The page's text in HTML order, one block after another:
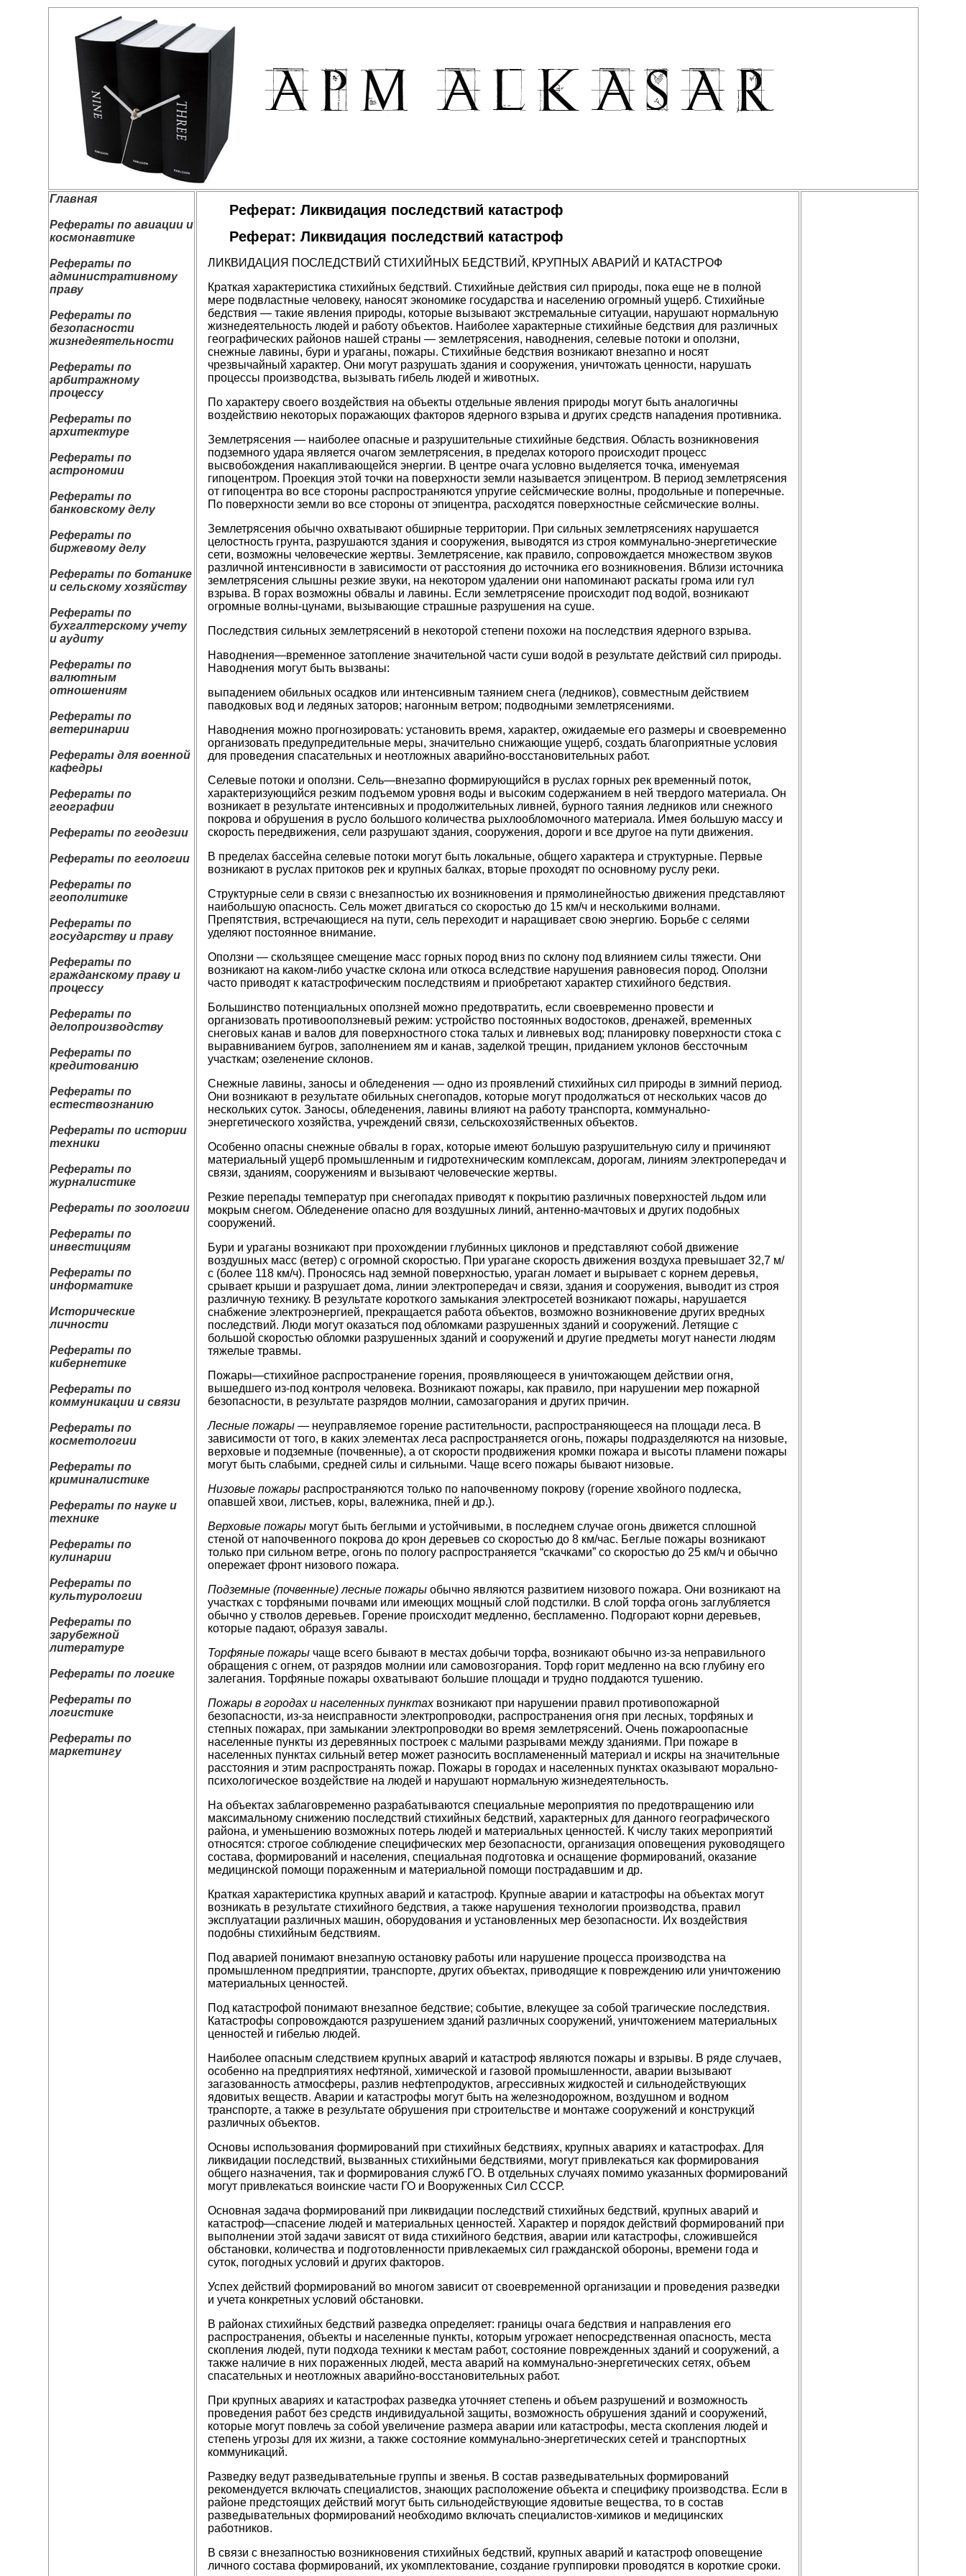
Главная
Рефераты по авиации и
космонавтике
Рефераты по
административному
праву
Рефераты по
безопасности
жизнедеятельности
Рефераты по
арбитражному
процессу
Рефераты по
архитектуре
Рефераты по
астрономии
Рефераты по
банковскому делу
Рефераты по
биржевому делу
Рефераты по ботанике
и сельскому хозяйству
Рефераты по
бухгалтерскому учету
и аудиту
Рефераты по
валютным
отношениям
Рефераты по
ветеринарии
Рефераты для военной
кафедры
Рефераты по
географии
Рефераты по геодезии
Рефераты по геологии
Рефераты по
геополитике
Рефераты по
государству и праву
Рефераты по
гражданскому праву и
процессу
Рефераты по
делопроизводству
Рефераты по
кредитованию
Рефераты по
естествознанию
Рефераты по истории
техники
Рефераты по
журналистике
Рефераты по зоологии
Рефераты по
инвестициям
Рефераты по
информатике
Исторические
личности
Рефераты по
кибернетике
Рефераты по
коммуникации и связи
Рефераты по
косметологии
Рефераты по
криминалистике
Рефераты по науке и
технике
Рефераты по
кулинарии
Рефераты по
культурологии
Рефераты по
зарубежной
литературе
Рефераты по логике
Рефераты по
логистике
Рефераты по
маркетингу
Реферат: Ликвидация последствий катастроф
Реферат: Ликвидация последствий катастроф
ЛИКВИДАЦИЯ ПОСЛЕДСТВИЙ СТИХИЙНЫХ БЕДСТВИЙ, КРУПНЫХ АВАРИЙ И КАТАСТРОФ
Краткая характеристика стихийных бедствий. Стихийные действия сил природы, пока еще не в полной
мере подвластные человеку, наносят экономике государства и населению огромный ущерб. Стихийные
бедствия — такие явления природы, которые вызывают экстремальные ситуации, нарушают нормальную
жизнедеятельность людей и работу объектов. Наиболее характерные стихийные бедствия для различных
географических районов нашей страны — землетрясения, наводнения, селевые потоки и оползни,
снежные лавины, бури и ураганы, пожары. Стихийные бедствия возникают внезапно и носят
чрезвычайный характер. Они могут разрушать здания и сооружения, уничтожать ценности, нарушать
процессы производства, вызывать гибель людей и животных.
По характеру своего воздействия на объекты отдельные явления природы могут быть аналогичны
воздействию некоторых поражающих факторов ядерного взрыва и других средств нападения противника.
Землетрясения — наиболее опасные и разрушительные стихийные бедствия. Область возникновения
подземного удара является очагом землетрясения, в пределах которого происходит процесс
высвобождения накапливающейся энергии. В центре очага условно выделяется точка, именуемая
гипоцентром. Проекция этой точки на поверхности земли называется эпицентром. В период землетрясения
от гипоцентра во все стороны распространяются упругие сейсмические волны, продольные и поперечные.
По поверхности земли во все стороны от эпицентра, расходятся поверхностные сейсмические волны.
Землетрясения обычно охватывают обширные территории. При сильных землетрясениях нарушается
целостность грунта, разрушаются здания и сооружения, выводятся из строя коммунально-энергетические
сети, возможны человеческие жертвы. Землетрясение, как правило, сопровождается множеством звуков
различной интенсивности в зависимости от расстояния до источника его возникновения. Вблизи источника
землетрясения слышны резкие звуки, на некотором удалении они напоминают раскаты грома или гул
взрыва. В горах возможны обвалы и лавины. Если землетрясение происходит под водой, возникают
огромные волны-цунами, вызывающие страшные разрушения на суше.
Последствия сильных землетрясений в некоторой степени похожи на последствия ядерного взрыва.
Наводнения—временное затопление значительной части суши водой в результате действий сил природы.
Наводнения могут быть вызваны:
выпадением обильных осадков или интенсивным таянием снега (ледников), совместным действием
паводковых вод и ледяных заторов; нагонным ветром; подводными землетрясениями.
Наводнения можно прогнозировать: установить время, характер, ожидаемые его размеры и своевременно
организовать предупредительные меры, значительно снижающие ущерб, создать благоприятные условия
для проведения спасательных и неотложных аварийно-восстановительных работ.
Селевые потоки и оползни. Сель—внезапно формирующийся в руслах горных рек временный поток,
характеризующийся резким подъемом уровня воды и высоким содержанием в ней твердого материала. Он
возникает в результате интенсивных и продолжительных ливней, бурного таяния ледников или снежного
покрова и обрушения в русло большого количества рыхлообломочного материала. Имея большую массу и
скорость передвижения, сели разрушают здания, сооружения, дороги и все другое на пути движения.
В пределах бассейна селевые потоки могут быть локальные, общего характера и структурные. Первые
возникают в руслах притоков рек и крупных балках, вторые проходят по основному руслу реки.
Структурные сели в связи с внезапностью их возникновения и прямолинейностью движения представляют
наибольшую опасность. Сель может двигаться со скоростью до 15 км/ч и несколькими волнами.
Препятствия, встречающиеся на пути, сель переходит и наращивает свою энергию. Борьбе с селями
уделяют постоянное внимание.
Оползни — скользящее смещение масс горных пород вниз по склону под влиянием силы тяжести. Они
возникают на каком-либо участке склона или откоса вследствие нарушения равновесия пород. Оползни
часто приводят к катастрофическим последствиям и приобретают характер стихийного бедствия.
Большинство потенциальных оползней можно предотвратить, если своевременно провести и
организовать противооползневый режим: устройство постоянных водостоков, дренажей, временных
снеговых канав и валов для поверхностного стока талых и ливневых вод; планировку поверхности стока с
выравниванием бугров, заполнением ям и канав, заделкой трещин, приданием уклонов бессточным
участкам; озеленение склонов.
Снежные лавины, заносы и обледенения — одно из проявлений стихийных сил природы в зимний период.
Они возникают в результате обильных снегопадов, которые могут продолжаться от нескольких часов до
нескольких суток. Заносы, обледенения, лавины влияют на работу транспорта, коммунально-
энергетического хозяйства, учреждений связи, сельскохозяйственных объектов.
Особенно опасны снежные обвалы в горах, которые имеют большую разрушительную силу и причиняют
материальный ущерб промышленным и гидротехническим комплексам, дорогам, линиям электропередач и
связи, зданиям, сооружениям и вызывают человеческие жертвы.
Резкие перепады температур при снегопадах приводят к покрытию различных поверхностей льдом или
мокрым снегом. Обледенение опасно для воздушных линий, антенно-мачтовых и других подобных
сооружений.
Бури и ураганы возникают при прохождении глубинных циклонов и представляют собой движение
воздушных масс (ветер) с огромной скоростью. При урагане скорость движения воздуха превышает 32,7 м/
с (более 118 км/ч). Проносясь над земной поверхностью, ураган ломает и вырывает с корнем деревья,
срывает крыши и разрушает дома, линии электропередач и связи, здания и сооружения, выводит из строя
различную технику. В результате короткого замыкания электросетей возникают пожары, нарушается
снабжение электроэнергией, прекращается работа объектов, возможно возникновение других вредных
последствий. Люди могут оказаться под обломками разрушенных зданий и сооружений. Летящие с
большой скоростью обломки разрушенных зданий и сооружений и другие предметы могут нанести людям
тяжелые травмы.
Пожары—стихийное распространение горения, проявляющееся в уничтожающем действии огня,
вышедшего из-под контроля человека. Возникают пожары, как правило, при нарушении мер пожарной
безопасности, в результате разрядов молнии, самозагорания и других причин.
Лесные пожары — неуправляемое горение растительности, распространяющееся на площади леса. В
зависимости от того, в каких элементах леса распространяется огонь, пожары подразделяются на низовые,
верховые и подземные (почвенные), а от скорости продвижения кромки пожара и высоты пламени пожары
могут быть слабыми, средней силы и сильными. Чаще всего пожары бывают низовые.
Низовые пожарыраспространяются только по напочвенному покрову (горение хвойного подлеска,
опавшей хвои, листьев, коры, валежника, пней и др.).
Верховые пожарымогут быть беглыми и устойчивыми, в последнем случае огонь движется сплошной
стеной от напочвенного покрова до крон деревьев со скоростью до 8 км/час. Беглые пожары возникают
только при сильном ветре, огонь по пологу распространяется “скачками” со скоростью до 25 км/ч и обычно
опережает фронт низового пожара.
Подземные (почвенные) лесные пожарыобычно являются развитием низового пожара. Они возникают на
участках с торфяными почвами или имеющих мощный слой подстилки. В слой торфа огонь заглубляется
обычно у стволов деревьев. Горение происходит медленно, беспламенно. Подгорают корни деревьев,
которые падают, образуя завалы.
Торфяные пожарычаще всего бывают в местах добычи торфа, возникают обычно из-за неправильного
обращения с огнем, от разрядов молнии или самовозгорания. Торф горит медленно на всю глубину его
залегания. Торфяные пожары охватывают большие площади и трудно поддаются тушению.
Пожары в городах и населенных пунктахвозникают при нарушении правил противопожарной
безопасности, из-за неисправности электропроводки, распространения огня при лесных, торфяных и
степных пожарах, при замыкании электропроводки во время землетрясений. Очень пожароопасные
населенные пункты из деревянных построек с малыми разрывами между зданиями. При пожаре в
населенных пунктах сильный ветер может разносить воспламененный материал и искры на значительные
расстояния и этим распространять пожар. Пожары в городах и населенных пунктах оказывают морально-
психологическое воздействие на людей и нарушают нормальную жизнедеятельность.
На объектах заблаговременно разрабатываются специальные мероприятия по предотвращению или
максимальному снижению последствий стихийных бедствий, характерных для данного географического
района, и уменьшению возможных потерь людей и материальных ценностей. К числу таких мероприятий
относятся: строгое соблюдение специфических мер безопасности, организация оповещения руководящего
состава, формирований и населения, специальная подготовка и оснащение формирований, оказание
медицинской помощи пораженным и материальной помощи пострадавшим и др.
Краткая характеристика крупных аварий и катастроф. Крупные аварии и катастрофы на объектах могут
возникать в результате стихийного бедствия, а также нарушения технологии производства, правил
эксплуатации различных машин, оборудования и установленных мер безопасности. Их воздействия
подобны стихийным бедствиям.
Под аварией понимают внезапную остановку работы или нарушение процесса производства на
промышленном предприятии, транспорте, других объектах, приводящие к повреждению или уничтожению
материальных ценностей.
Под катастрофой понимают внезапное бедствие; событие, влекущее за собой трагические последствия.
Катастрофы сопровождаются разрушением зданий различных сооружений, уничтожением материальных
ценностей и гибелью людей.
Наиболее опасным следствием крупных аварий и катастроф являются пожары и взрывы. В ряде случаев,
особенно на предприятиях нефтяной, химической и газовой промышленности, аварии вызывают
загазованность атмосферы, разлив нефтепродуктов, агрессивных жидкостей и сильнодействующих
ядовитых веществ. Аварии и катастрофы могут быть на железнодорожном, воздушном и водном
транспорте, а также в результате обрушения при строительстве и монтаже сооружений и конструкций
различных объектов.
Основы использования формирований при стихийных бедствиях, крупных авариях и катастрофах. Для
ликвидации последствий, вызванных стихийными бедствиями, могут привлекаться как формирования
общего назначения, так и формирования служб ГО. В отдельных случаях помимо указанных формирований
могут привлекаться воинские части ГО и Вооруженных Сил СССР.
Основная задача формирований при ликвидации последствий стихийных бедствий, крупных аварий и
катастроф—спасение людей и материальных ценностей. Характер и порядок действий формирований при
выполнении этой задачи зависят от вида стихийного бедствия, аварии или катастрофы, сложившейся
обстановки, количества и подготовленности привлекаемых сил гражданской обороны, времени года и
суток, погодных условий и других факторов.
Успех действий формирований во многом зависит от своевременной организации и проведения разведки
и учета конкретных условий обстановки.
В районах стихийных бедствий разведка определяет: границы очага бедствия и направления его
распространения, объекты и населенные пункты, которым угрожает непосредственная опасность, места
скопления людей, пути подхода техники к местам работ, состояние поврежденных зданий и сооружений, а
также наличие в них пораженных людей, места аварий на коммунально-энергетических сетях, объем
спасательных и неотложных аварийно-восстановительных работ.
При крупных авариях и катастрофах разведка уточняет степень и объем разрушений и возможность
проведения работ без средств индивидуальной защиты, возможность обрушения зданий и сооружений,
которые могут повлечь за собой увеличение размера аварии или катастрофы, места скопления людей и
степень угрозы для их жизни, а также состояние коммунально-энергетических сетей и транспортных
коммуникаций.
Разведку ведут разведывательные группы и звенья. В состав разведывательных формирований
рекомендуется включать специалистов, знающих расположение объекта и специфику производства. Если в
районе предстоящих действий могут быть сильнодействующие ядовитые вещества, то в состав
разведывательных формирований необходимо включать специалистов-химиков и медицинских
работников.
В связи с внезапностью возникновения стихийных бедствий, крупных аварий и катастроф оповещение
личного состава формирований, их укомплектование, создание группировки проводятся в короткие сроки.